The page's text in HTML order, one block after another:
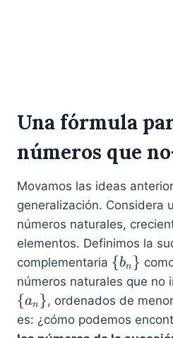
Una fórmula
números que
Movamos las ideas
generalización. Considera
números naturales,
elementos. Definimos la
complementaria \
l
e
t
{bn }
números naturales que no
{an } , ordenados de
es: ¿cómo podemos